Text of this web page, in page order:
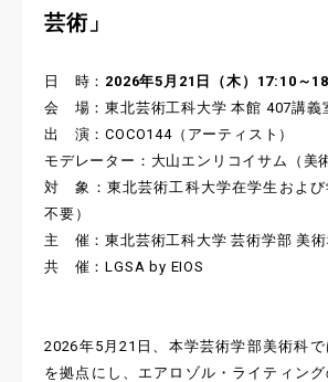
芸術」
日 時： 2026年5月21日（木）17:10～
会 場：東北芸術工科大学 本館 407講義
出 演：COCO144（アーティスト）
モデレーター：大山エンリコイサム（美
対 象：東北芸術工科大学在学生および
不要）
主 催：東北芸術工科大学 芸術学部 美
共 催：LGSA by EIOS
2026年5月21日、本学芸術学部美術科
を拠点にし、エアロゾル・ライティン